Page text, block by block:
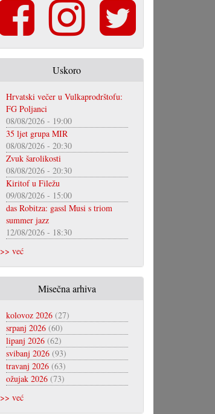
Uskoro
Hrvatski večer u Vulkaprodrštofu:
FG Poljanci
08/08/2026 - 19:00
35 ljet grupa MIR
08/08/2026 - 20:30
Zvuk šarolikosti
08/08/2026 - 20:30
Kiritof u Filežu
09/08/2026 - 15:00
das Robitza: gassl Musi s triom
summer jazz
12/08/2026 - 18:30
>> već
Misečna arhiva
kolovoz 2026(27)
srpanj 2026(60)
lipanj 2026(62)
svibanj 2026(93)
travanj 2026(63)
ožujak 2026(73)
>> već